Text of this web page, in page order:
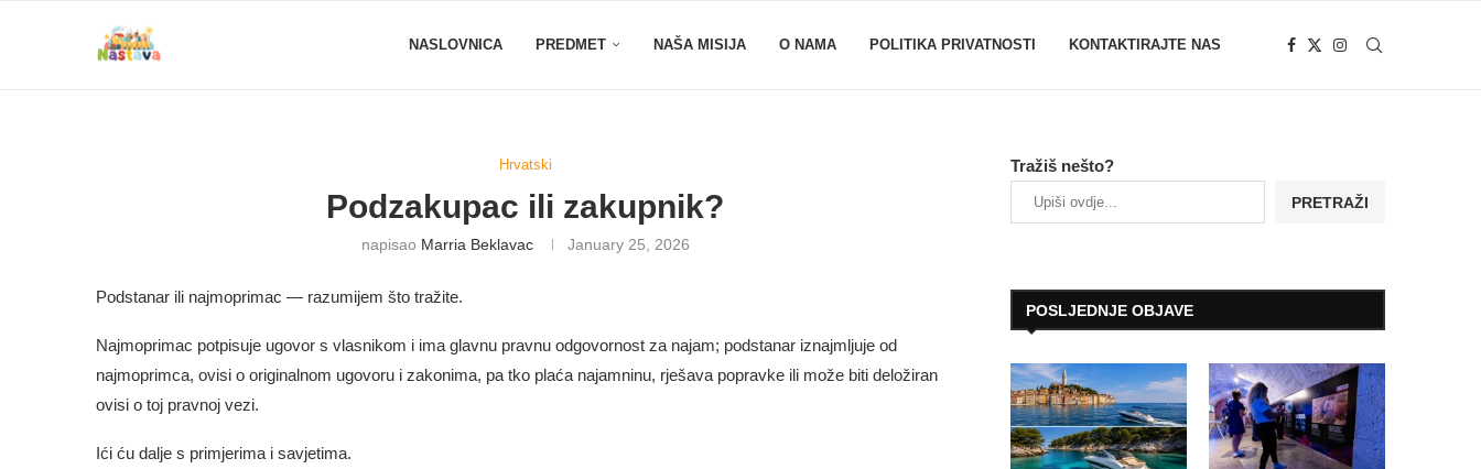
NASLOVNICA PREDMET NAŠA MISIJA O NAMA POLITIKA PRIVATNOSTI KONTAKTIRAJTE NAS
Hrvatski
Podzakupac ili zakupnik?
napisao Marria Beklavac January 25, 2026
Podstanar ili najmoprimac — razumijem što tražite.
Najmoprimac potpisuje ugovor s vlasnikom i ima glavnu pravnu odgovornost za najam; podstanar iznajmljuje od
najmoprimca, ovisi o originalnom ugovoru i zakonima, pa tko plaća najamninu, rješava popravke ili može biti deložiran
ovisi o toj pravnoj vezi.
Ići ću dalje s primjerima i savjetima.
Tražiš nešto?
PRETRAŽI
POSLJEDNJE OBJAVE